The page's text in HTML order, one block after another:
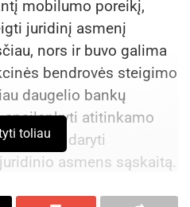
mobilumo poreikį,
juridinį asmenį
nors ir buvo galima
bendrovės steigimo
daugelio bankų
atitinkamo
galėtų atidaryti
asmens sąskaitą.
toliau